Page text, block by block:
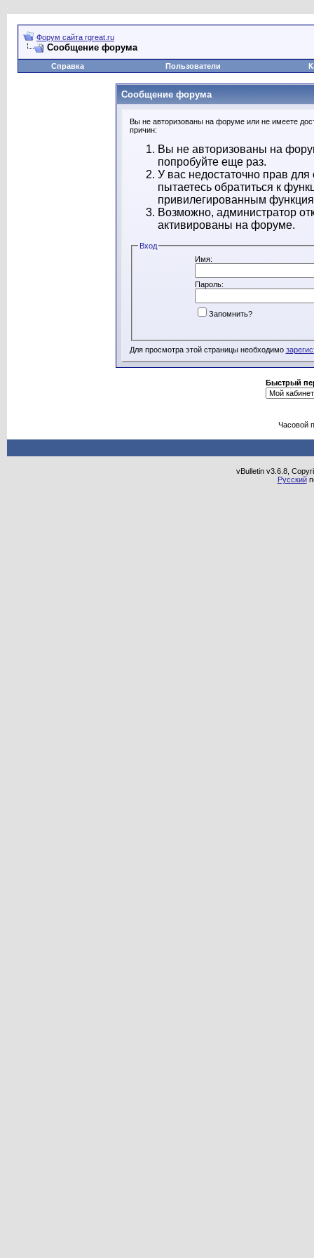
Форум сайта rgreat.ru
Сообщение форума
Справка Пользователи
Сообщение форума
Вы не авторизованы на форуме или не имеете
причин:
Вы не авторизованы на
попробуйте еще раз.
У вас недостаточно прав
пытаетесь обратиться к
привилегированным
Возможно, администратор
активированы на форуме.
Вход
Имя:
Пароль:
Запомнить?
Для просмотра этой страницы необходимо
Быстрый
Часовой
vBulletin v3.6.8,
Русский